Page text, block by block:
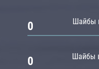
Шайбы
0
Шайбы
0